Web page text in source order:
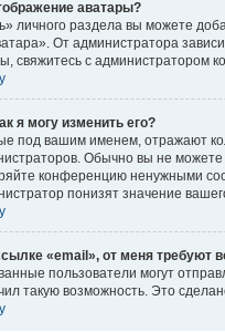
аватары?
личного раздела вы можете
От администратора
свяжитесь с администратором
я могу изменить его?
под вашим именем, отражают
Обычно вы не
конференцию ненужными
понизят значение
«email», от меня требуют
пользователи могут
такую возможность. Это